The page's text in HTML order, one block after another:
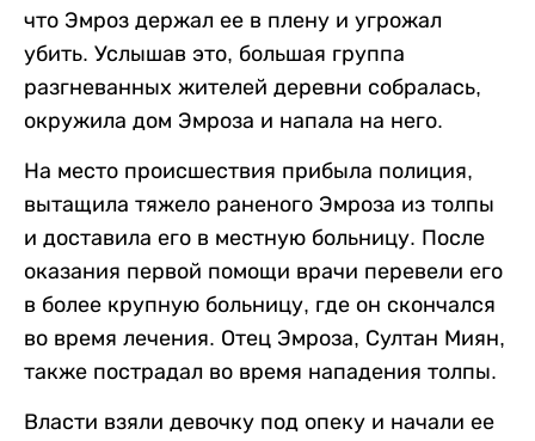
что Эмроз держал ее в плену и угрожал
убить. Услышав это, большая группа
разгневанных жителей деревни собралась,
окружила дом Эмроза и напала на него.
На место происшествия прибыла полиция,
вытащила тяжело раненого Эмроза из толпы
и доставила его в местную больницу. После
оказания первой помощи врачи перевели его
в более крупную больницу, где он скончался
во время лечения. Отец Эмроза, Султан Миян,
также пострадал во время нападения толпы.
Власти взяли девочку под опеку и начали ее